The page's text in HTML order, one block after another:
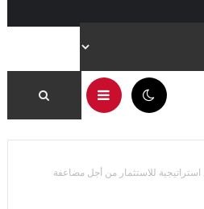
للاستثمار من أجل مضاعفة